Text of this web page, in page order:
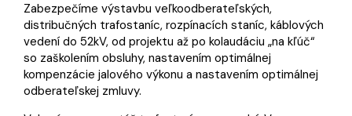
Zabezpečíme výstavbu veľkoodberateľských,
distribučných trafostaníc, rozpínacích staníc, káblových
vedení do 52kV, od projektu až po kolaudáciu „na kľúč“
so zaškolením obsluhy, nastavením optimálnej
kompenzácie jalového výkonu a nastavením optimálnej
odberateľskej zmluvy.